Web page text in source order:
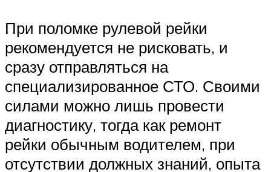
При поломке рулевой рейки
рекомендуется не рисковать, и
сразу отправляться на
специализированное СТО. Своими
силами можно лишь провести
диагностику, тогда как ремонт
рейки обычным водителем, при
отсутствии должных знаний, опыта